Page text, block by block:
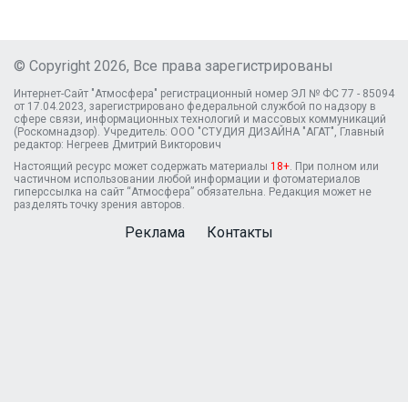
© Copyright 2026, Все права зарегистрированы
Интернет-Сайт "Атмосфера" регистрационный номер ЭЛ № ФС 77 - 85094
от 17.04.2023, зарегистрировано федеральной службой по надзору в
сфере связи, информационных технологий и массовых коммуникаций
(Роскомнадзор). Учредитель: ООО "СТУДИЯ ДИЗАЙНА "АГАТ", Главный
редактор: Негреев Дмитрий Викторович
Настоящий ресурс может содержать материалы 18+ . При полном или
частичном использовании любой информации и фотоматериалов
гиперссылка на сайт “Атмосфера” обязательна. Редакция может не
разделять точку зрения авторов.
Реклама Контакты